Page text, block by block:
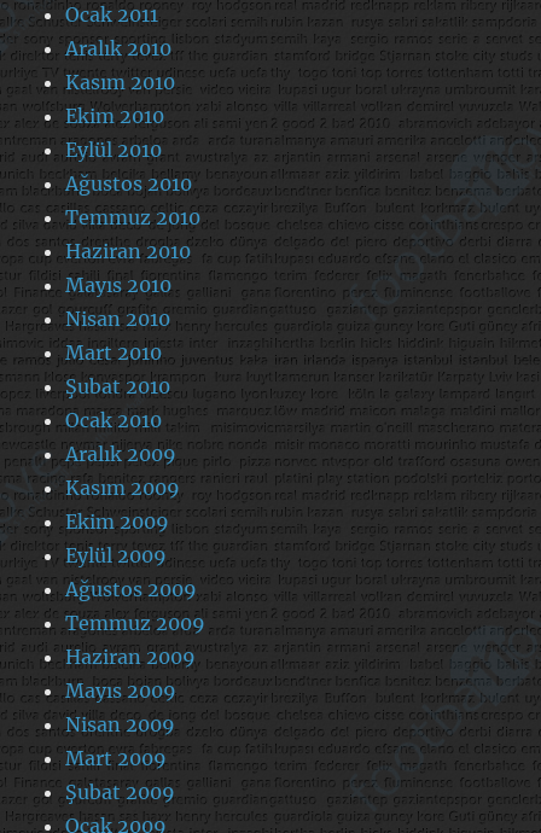
Ocak 2011
Aralık 2010
Kasım 2010
Ekim 2010
Eylül 2010
Ağustos 2010
Temmuz 2010
Haziran 2010
Mayıs 2010
Nisan 2010
Mart 2010
Şubat 2010
Ocak 2010
Aralık 2009
Kasım 2009
Ekim 2009
Eylül 2009
Ağustos 2009
Temmuz 2009
Haziran 2009
Mayıs 2009
Nisan 2009
Mart 2009
Şubat 2009
Ocak 2009